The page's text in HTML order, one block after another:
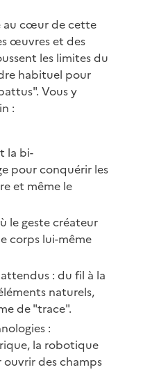
au cœur de cette
œuvres et des
les limites du
habituel pour
Vous y
:
la bi-
pour conquérir les
et même le
le geste créateur
corps lui-même
: du fil à la
naturels,
de "trace".
:
la robotique
des champs